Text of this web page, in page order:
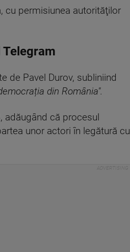
cu permisiunea autorităţilor
de Pavel Durov, subliniind
din România".
adăugând că procesul
unor actori în legătură cu